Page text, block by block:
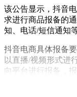
该公告显示，抖音
求进行商品报备的
知、电话/短信通知等
抖音电商具体报备
以直播/视频形式进
向平台进行报备，